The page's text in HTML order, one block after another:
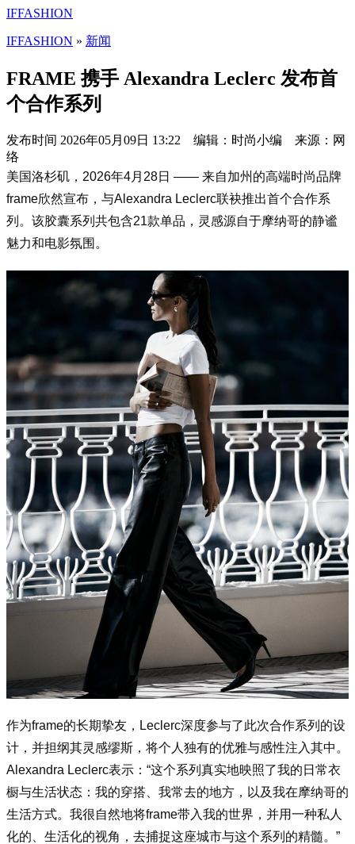
IFFASHION
IFFASHION » 新闻
FRAME 携手 Alexandra Leclerc 发布首
个合作系列
发布时间 2026年05月09日 13:22 编辑：时尚小编 来源：网
络
美国洛杉矶，2026年4月28日 —— 来自加州的高端时尚品牌
frame欣然宣布，与Alexandra Leclerc联袂推出首个合作系
列。该胶囊系列共包含21款单品，灵感源自于摩纳哥的静谧
魅力和电影氛围。
作为frame的长期挚友，Leclerc深度参与了此次合作系列的设
计，并担纲其灵感缪斯，将个人独有的优雅与感性注入其中。
Alexandra Leclerc表示：“这个系列真实地映照了我的日常衣
橱与生活状态：我的穿搭、我常去的地方，以及我在摩纳哥的
生活方式。我很自然地将frame带入我的世界，并用一种私人
化的、生活化的视角，去捕捉这座城市与这个系列的精髓。”